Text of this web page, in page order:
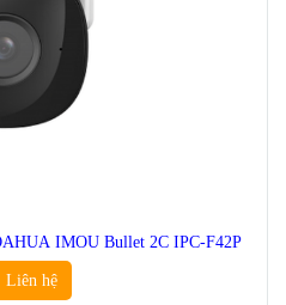
IMOU Bullet 2C IPC-F42P
Liên hệ